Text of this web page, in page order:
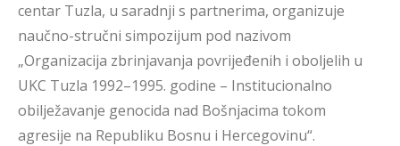
centar Tuzla, u saradnji s partnerima, organizuje
naučno-stručni simpozijum pod nazivom
„Organizacija zbrinjavanja povrijeđenih i oboljelih u
UKC Tuzla 1992–1995. godine – Institucionalno
obilježavanje genocida nad Bošnjacima tokom
agresije na Republiku Bosnu i Hercegovinu“.